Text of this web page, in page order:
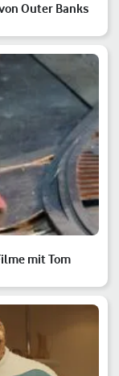
Outer Banks
mit Tom